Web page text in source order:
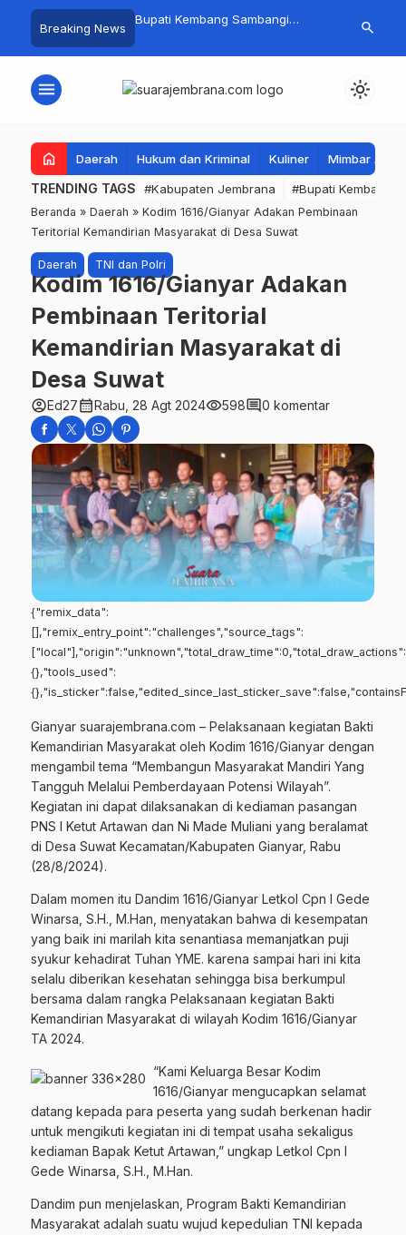
Breaking News
PKK Provinsi Bali di
Omzet Ratusan
Bupati Kembang Sambangi
Bantuan Disalurkan untuk
Tim
Perairan
search
menu light_mode
home Daerah Hukum dan Kriminal Kuliner Mimbar
TRENDING TAGS #Kabupaten Jembrana #Bupati Kembang
Beranda » Daerah » Kodim 1616/Gianyar Adakan Pembinaan
Teritorial Kemandirian Masyarakat di Desa Suwat
Daerah TNI dan Polri
Kodim 1616/Gianyar Adakan
Pembinaan Teritorial
Kemandirian Masyarakat di
Desa Suwat
account_circleEd27calendar_monthRabu, 28 Agt 2024visibility598comment0 komentar
{"remix_data":
[],"remix_entry_point":"challenges","source_tags":
{},"tools_used":
Gianyar suarajembrana.com – Pelaksanaan kegiatan Bakti
Kemandirian Masyarakat oleh Kodim 1616/Gianyar dengan
mengambil tema “Membangun Masyarakat Mandiri Yang
Tangguh Melalui Pemberdayaan Potensi Wilayah”.
Kegiatan ini dapat dilaksanakan di kediaman pasangan
PNS I Ketut Artawan dan Ni Made Muliani yang beralamat
di Desa Suwat Kecamatan/Kabupaten Gianyar, Rabu
(28/8/2024).
Dalam momen itu Dandim 1616/Gianyar Letkol Cpn I Gede
Winarsa, S.H., M.Han, menyatakan bahwa di kesempatan
yang baik ini marilah kita senantiasa memanjatkan puji
syukur kehadirat Tuhan YME. karena sampai hari ini kita
selalu diberikan kesehatan sehingga bisa berkumpul
bersama dalam rangka Pelaksanaan kegiatan Bakti
Kemandirian Masyarakat di wilayah Kodim 1616/Gianyar
TA 2024.
“Kami Keluarga Besar Kodim
1616/Gianyar mengucapkan selamat
datang kepada para peserta yang sudah berkenan hadir
untuk mengikuti kegiatan ini di tempat usaha sekaligus
kediaman Bapak Ketut Artawan,” ungkap Letkol Cpn I
Gede Winarsa, S.H., M.Han.
Dandim pun menjelaskan, Program Bakti Kemandirian
Masyarakat adalah suatu wujud kepedulian TNI kepada